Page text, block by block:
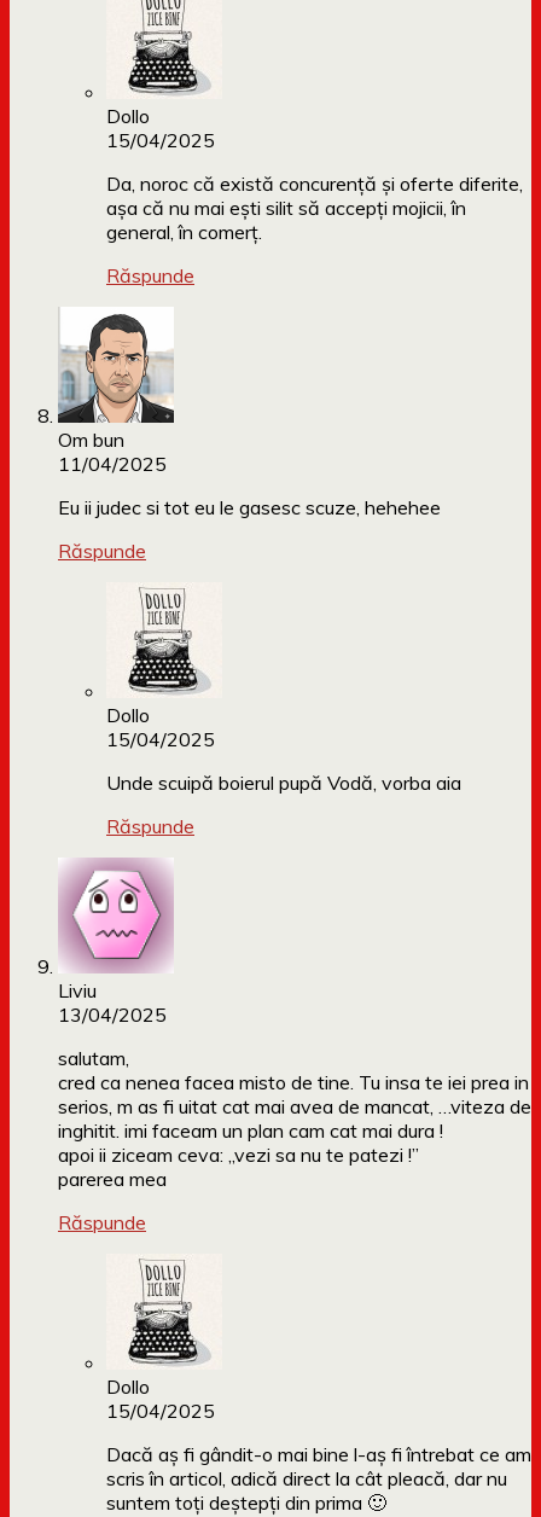
Dollo
15/04/2025
Da, noroc că există concurență și oferte diferite,
așa că nu mai ești silit să accepți mojicii, în
general, în comerț.
Răspunde
Om bun
11/04/2025
Eu ii judec si tot eu le gasesc scuze, hehehee
Răspunde
Dollo
15/04/2025
Unde scuipă boierul pupă Vodă, vorba aia
Răspunde
Liviu
13/04/2025
salutam,
cred ca nenea facea misto de tine. Tu insa te iei prea in
serios, m as fi uitat cat mai avea de mancat, …viteza de
inghitit. imi faceam un plan cam cat mai dura !
apoi ii ziceam ceva: „vezi sa nu te patezi !”
parerea mea
Răspunde
Dollo
15/04/2025
Dacă aș fi gândit-o mai bine l-aș fi întrebat ce am
scris în articol, adică direct la cât pleacă, dar nu
suntem toți deștepți din prima 🙂